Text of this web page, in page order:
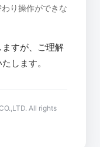
り操作ができな
すが、ご理解
します。
All rights